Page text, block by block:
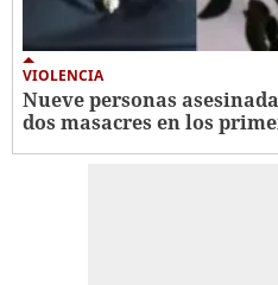
VIOLENCIA
Nueve personas
dos masacres en los